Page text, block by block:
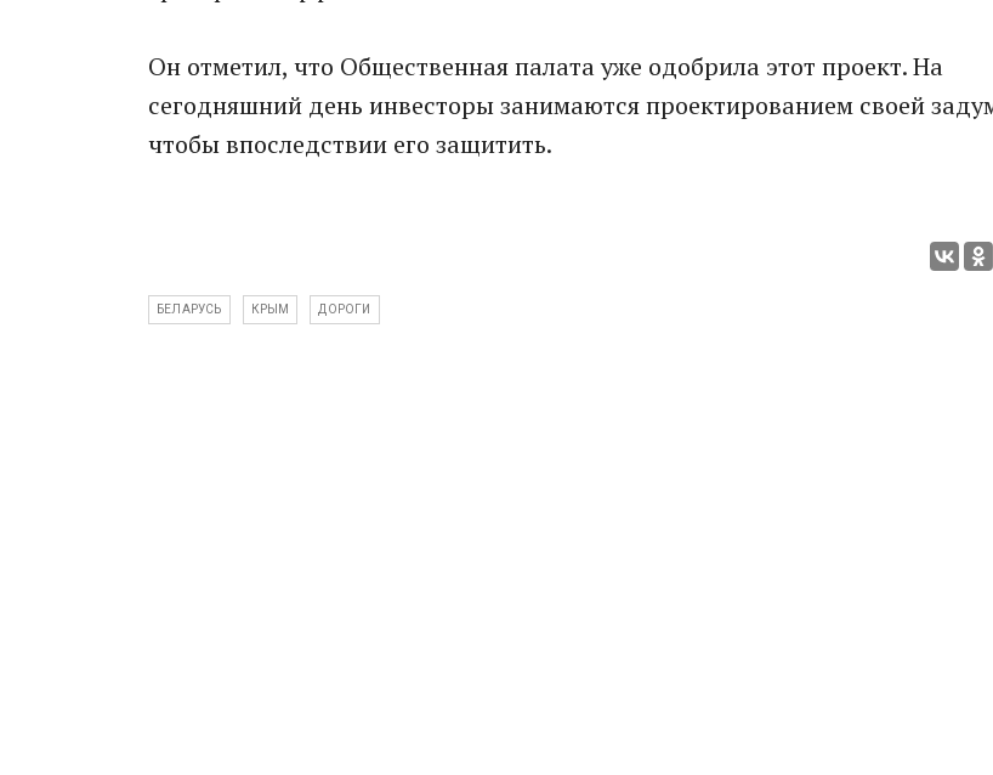
Он отметил, что Общественная палата уже одобрила этот проект. На
сегодняшний день инвесторы занимаются проектированием своей
чтобы впоследствии его защитить.
БЕЛАРУСЬ КРЫМ ДОРОГИ